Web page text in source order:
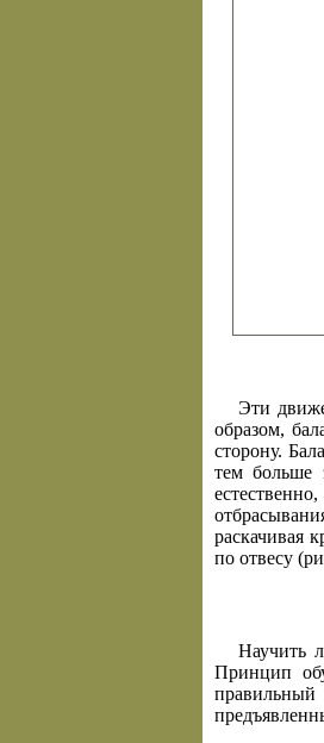
Эти
образом,
сторону.
тем больше
раскачивая
по отвесу
Научить
Принцип